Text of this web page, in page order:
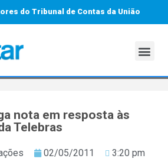
do Tribunal de Contas da União
nota em resposta às
Telebras
02/05/2011 3:20 pm